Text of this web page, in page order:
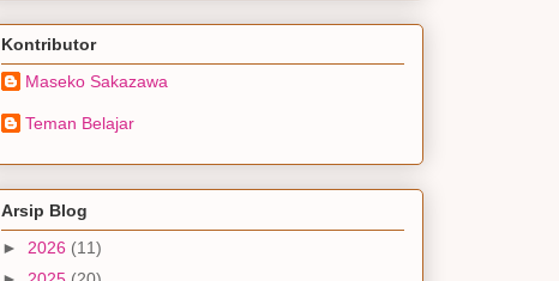
Kontributor
Maseko Sakazawa
Teman Belajar
Arsip Blog
► 2026 (11)